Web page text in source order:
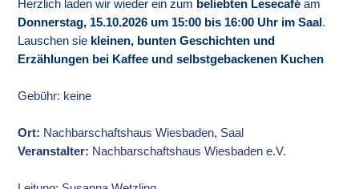
Herzlich laden wir wieder ein zum beliebten Lesecaféam
Donnerstag, 15.10.2026 um 15:00 bis 16:00 Uhr im Saal .
Lauschen sie kleinen, bunten Geschichten und
Erzählungen bei Kaffee und selbstgebackenen Kuchen
Gebühr: keine
Ort: Nachbarschaftshaus Wiesbaden, Saal
Veranstalter: Nachbarschaftshaus Wiesbaden e.V.